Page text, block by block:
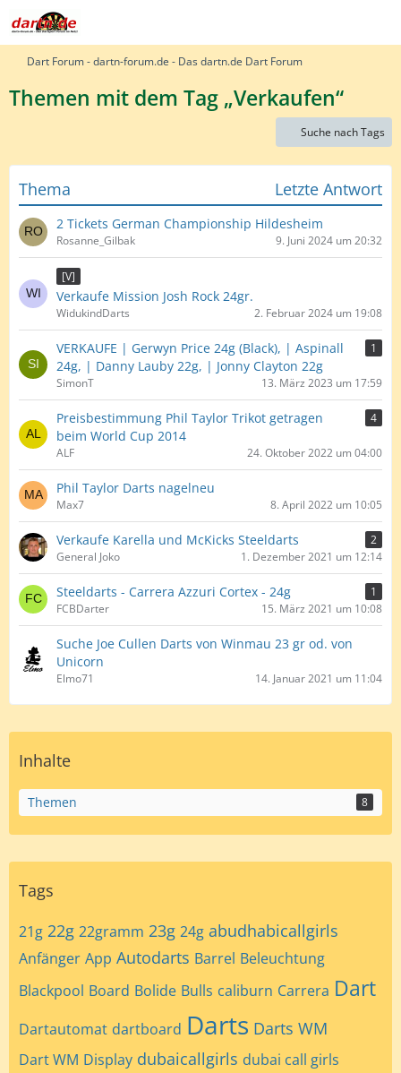
Dart Forum - dartn-forum.de - Das dartn.de Dart Forum
Themen mit dem Tag „Verkaufen“
Suche nach Tags
Thema Letzte Antwort
2 Tickets German Championship Hildesheim
Rosanne_Gilbak 9. Juni 2024 um 20:32
[V]
Verkaufe Mission Josh Rock 24gr.
WidukindDarts 2. Februar 2024 um 19:08
VERKAUFE | Gerwyn Price 24g (Black), | Aspinall
24g, | Danny Lauby 22g, | Jonny Clayton 22g
1
SimonT 13. März 2023 um 17:59
Preisbestimmung Phil Taylor Trikot getragen
beim World Cup 2014
4
ALF 24. Oktober 2022 um 04:00
Phil Taylor Darts nagelneu
Max7 8. April 2022 um 10:05
Verkaufe Karella und McKicks Steeldarts
2
General Joko
1. Dezember 2021 um 12:14
Steeldarts - Carrera Azzuri Cortex - 24g
1
FCBDarter
15. März 2021 um 10:08
Suche Joe Cullen Darts von Winmau 23 gr od. von
Unicorn
Elmo71 14. Januar 2021 um 11:04
Inhalte
Themen 8
Tags
21g 22g 22gramm 23g 24g abudhabicallgirls
Anfänger App Autodarts Barrel Beleuchtung
Blackpool Board Bolide Bulls caliburn Carrera Dart
Dartautomat dartboard Darts Darts WM
Dart WM Display dubaicallgirls dubai call girls